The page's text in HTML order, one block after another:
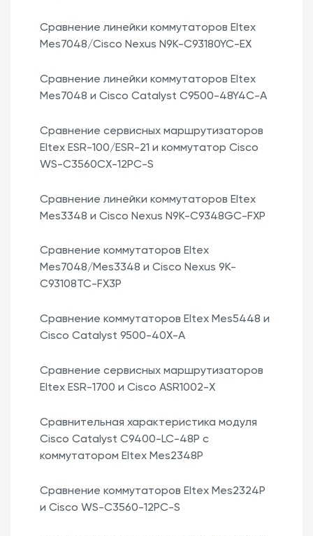
Сравнение линейки коммутаторов Eltex
Mes7048/Cisco Nexus N9K-C93180YC-EX
Сравнение линейки коммутаторов Eltex
Mes7048 и Cisco Catalyst C9500-48Y4C-A
Сравнение сервисных маршрутизаторов
Eltex ESR-100/ESR-21 и коммутатор Cisco
WS-C3560CX-12PC-S
Сравнение линейки коммутаторов Eltex
Mes3348 и Cisco Nexus N9K-C9348GC-FXP
Сравнение коммутаторов Eltex
Mes7048/Mes3348 и Cisco Nexus 9K-
C93108TC-FX3P
Сравнение коммутаторов Eltex Mes5448 и
Cisco Catalyst 9500-40X-A
Сравнение сервисных маршрутизаторов
Eltex ESR-1700 и Cisco ASR1002-X
Сравнительная характеристика модуля
Cisco Catalyst C9400-LC-48P с
коммутатором Eltex Mes2348P
Сравнение коммутаторов Eltex Mes2324P
и Cisco WS-C3560-12PC-S